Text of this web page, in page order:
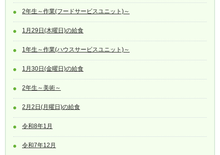
2年生～作業(フードサービスユニット)～
1月29日(木曜日)の給食
1年生～作業(ハウスサービスユニット)～
1月30日(金曜日)の給食
2年生～美術～
2月2日(月曜日)の給食
令和8年1月
令和7年12月